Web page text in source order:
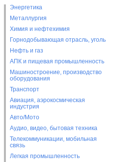
Энергетика
Металлургия
Химия и нефтехимия
Горнодобывающая отрасль, уголь
Нефть и газ
АПК и пищевая промышленность
Машиностроение, производство
оборудования
Транспорт
Авиация, аэрокосмическая
индустрия
Авто/Мото
Аудио, видео, бытовая техника
Телекоммуникации, мобильная
связь
Легкая промышленность